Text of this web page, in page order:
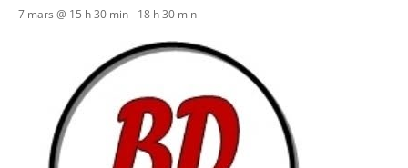
7 mars @ 15 h 30 min- 18 h 30 min